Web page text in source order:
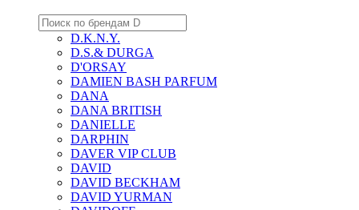
D.K.N.Y.
D.S.& DURGA
D'ORSAY
DAMIEN BASH PARFUM
DANA
DANA BRITISH
DANIELLE
DARPHIN
DAVER VIP CLUB
DAVID
DAVID BECKHAM
DAVID YURMAN